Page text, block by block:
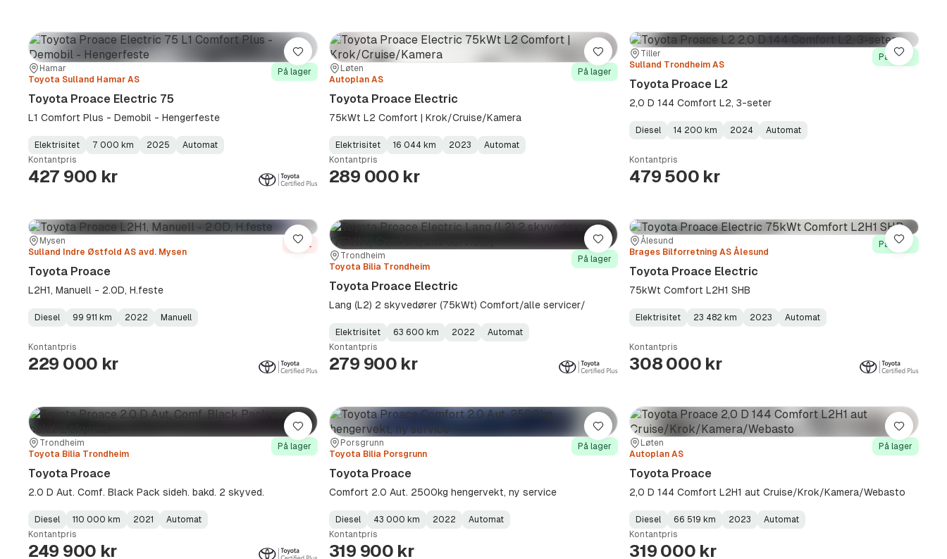
Sted:Hamar
Forhandler:
Toyota Sulland Hamar AS
På lager
Toyota Proace Electric 75
L1 Comfort Plus - Demobil - Hengerfeste
Fuel
Type:
Elektrisitet
Kilometerstand:
7 000 km
Model
Year:
2025
Gearbox
Type:
Automat
Kontantpris
427 900 kr
Lagre
Sted:
Løten
Forhandler:
Autoplan AS
På lager
Toyota Proace Electric
75kWt L2 Comfort | Krok/Cruise/Kamera
Fuel
Type:
Elektrisitet
Kilometerstand:
16 044 km
Model
Year:
2023
Gearbox
Type:
Automat
Kontantpris
289 000 kr
Lagre Sted:
Tiller
Forhandler:
Sulland Trondheim AS
På lager
Toyota Proace L2
2,0 D 144 Comfort L2, 3-seter
Fuel
Diesel
Kilometerstand:
14 200 km
Model
2024
Gearbox
Automat
Kontantpris
479 500 kr
Lagre
Sted:Mysen
Forhandler:
Sulland Indre Østfold AS avd. Mysen
Solgt
Toyota Proace
L2H1, Manuell - 2.0D, H.feste
Fuel
Diesel
Kilometerstand:
99 911 km
Model
2022
Gearbox
Manuell
Kontantpris
229 000 kr
Lagre
Sted:Trondheim
Forhandler:
Toyota Bilia Trondheim
På lager
Toyota Proace Electric
Lang (L2) 2 skyvedører (75kWt) Comfort/alle servicer/
Fuel
Type:
Elektrisitet
Kilometerstand:
63 600 km
Model
Year:
2022
Gearbox
Type:
Automat
Kontantpris
279 900 kr
Lagre Sted:
Ålesund
Forhandler:
Brages Bilforretning AS Ålesund
På lager
Toyota Proace Electric
75kWt Comfort L2H1 SHB
Fuel
Elektrisitet
Kilometerstand:
23 482 km
Model
2023
Gearbox
Automat
Kontantpris
308 000 kr
Lagre
Sted:Trondheim
Forhandler:
Toyota Bilia Trondheim
På lager
Toyota Proace
2.0 D Aut. Comf. Black Pack sideh. bakd. 2 skyved.
Fuel
Type:
Diesel
Kilometerstand:
110 000 km
Model
Year:
2021
Gearbox
Type:
Automat
Kontantpris
249 900 kr
Lagre
Sted:Porsgrunn
Forhandler:
Toyota Bilia Porsgrunn
På lager
Toyota Proace
Comfort 2.0 Aut. 2500kg hengervekt, ny service
Fuel
Type:
Diesel
Kilometerstand:
43 000 km
Model
Year:
2022
Gearbox
Type:
Automat
Kontantpris
319 900 kr
Lagre
Sted:
Løten
Forhandler:
Autoplan AS
På lager
Toyota Proace
2,0 D 144 Comfort L2H1 aut Cruise/Krok/Kamera/Webasto
Fuel
Type:
Diesel
Kilometerstand:
66 519 km
Model
Year:
2023
Gearbox
Type:
Automat
Kontantpris
319 000 kr
Lagre